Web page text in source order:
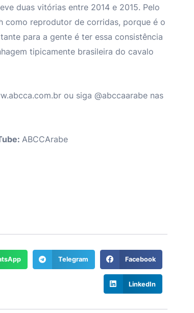
duas vitórias entre 2014 e 2015. Pelo
como reprodutor de corridas, porque é o
para a gente é ter essa consistência
tipicamente brasileira do cavalo
ou siga @abccaarabe nas
ABCCArabe
Telegram Facebook
LinkedIn